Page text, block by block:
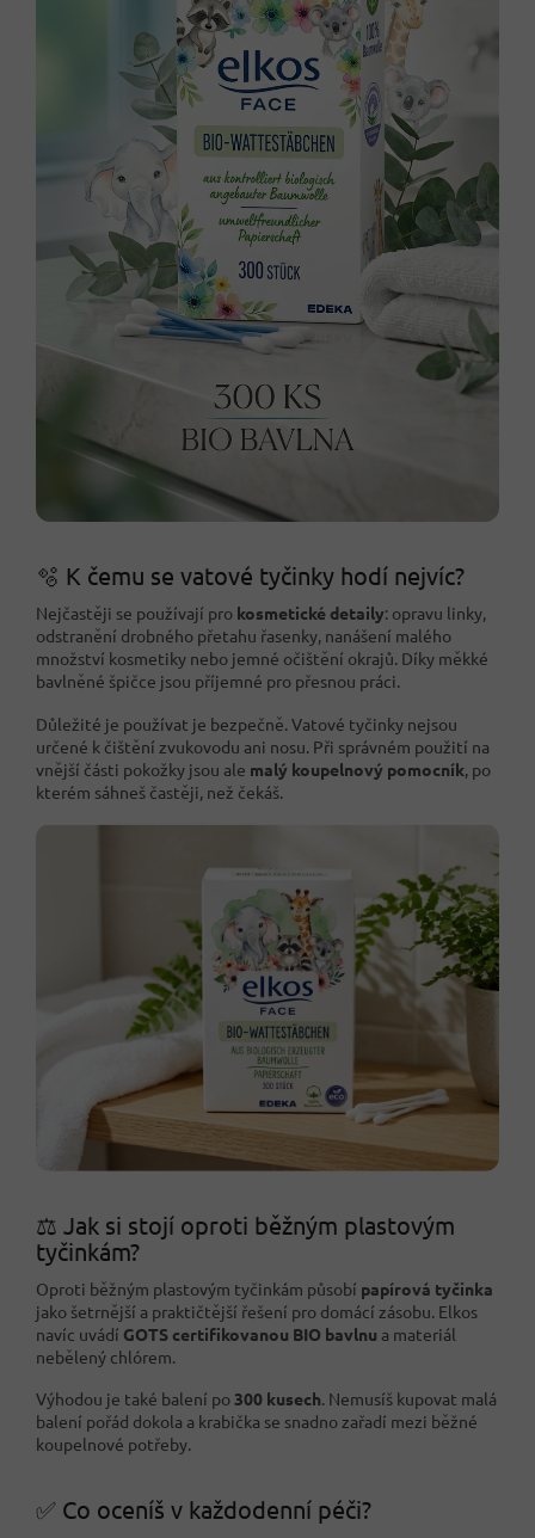
🫧 K čemu se vatové tyčinky hodí nejvíc?
Nejčastěji se používají pro kosmetické detaily: opravu linky,
odstranění drobného přetahu řasenky, nanášení malého
množství kosmetiky nebo jemné očištění okrajů. Díky měkké
bavlněné špičce jsou příjemné pro přesnou práci.
Důležité je používat je bezpečně. Vatové tyčinky nejsou
určené k čištění zvukovodu ani nosu. Při správném použití na
vnější části pokožky jsou ale malý koupelnový pomocník, po
kterém sáhneš častěji, než čekáš.
⚖️ Jak si stojí oproti běžným plastovým
tyčinkám?
Oproti běžným plastovým tyčinkám působí papírová tyčinka
jako šetrnější a praktičtější řešení pro domácí zásobu. Elkos
navíc uvádí GOTS certifikovanou BIO bavlnu a materiál
nebělený chlórem.
Výhodou je také balení po300 kusech. Nemusíš kupovat malá
balení pořád dokola a krabička se snadno zařadí mezi běžné
koupelnové potřeby.
✅ Co oceníš v každodenní péči?